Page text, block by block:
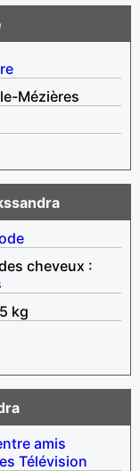
Mézières
cheveux :
kg
amis
Télévision